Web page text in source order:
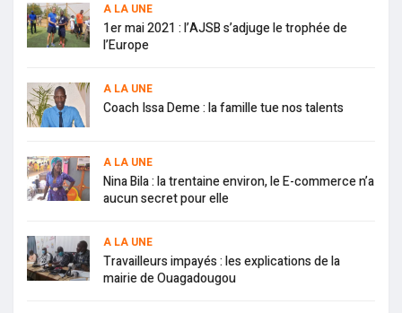
A LA UNE
1er mai 2021 : l’AJSB s’adjuge le trophée de
l’Europe
A LA UNE
Coach Issa Deme : la famille tue nos talents
A LA UNE
Nina Bila : la trentaine environ, le E-commerce n’a
aucun secret pour elle
A LA UNE
Travailleurs impayés : les explications de la
mairie de Ouagadougou